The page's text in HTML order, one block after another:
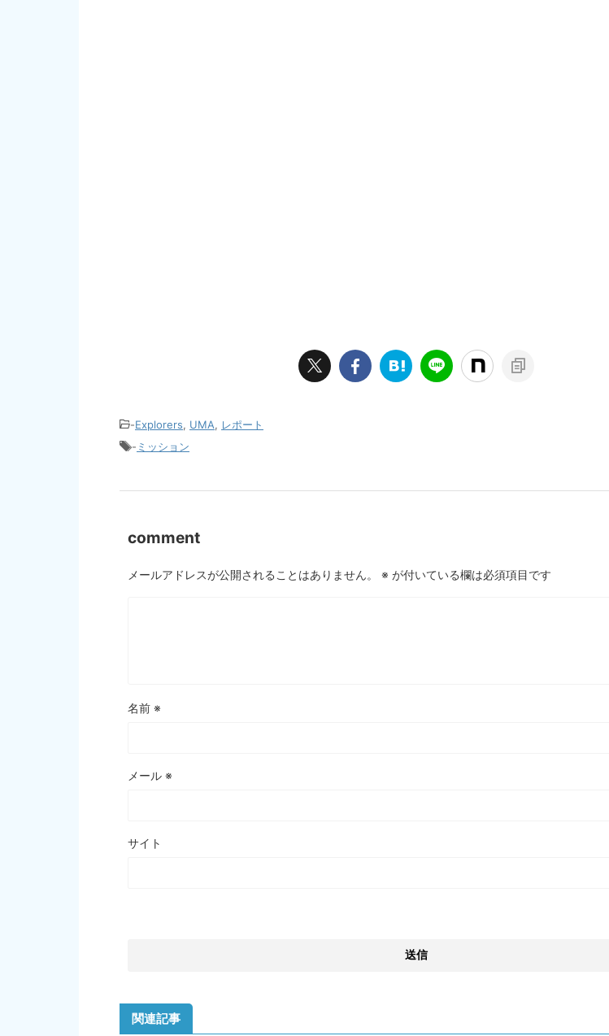
-Explorers, UMA, レポート
- ミッション
comment
メールアドレスが公開されることはありません。 ※ が付いている欄は必須項目です
名前 ※
メール ※
サイト
関連記事